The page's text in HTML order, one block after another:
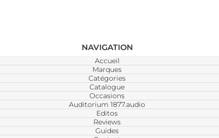
NAVIGATION
Accueil
Marques
Catégories
Catalogue
Occasions
Auditorium 1877.audio
Editos
Reviews
Guides